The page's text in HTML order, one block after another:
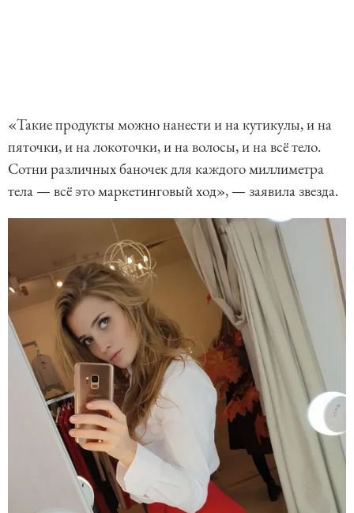
«Такие продукты можно нанести и на кутикулы, и на
пяточки, и на локоточки, и на волосы, и на всё тело.
Сотни различных баночек для каждого миллиметра
тела — всё это маркетинговый ход», — заявила звезда.